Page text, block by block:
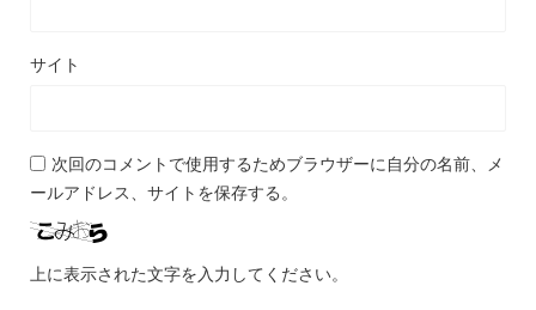
サイト
次回のコメントで使用するためブラウザーに自分の名前、メ
ールアドレス、サイトを保存する。
上に表示された文字を入力してください。